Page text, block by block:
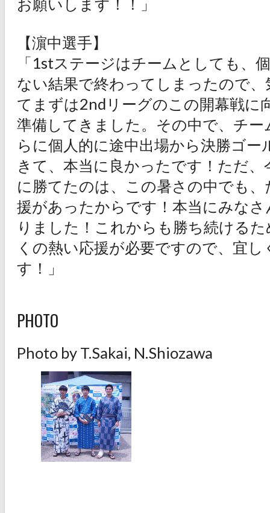
【濵中選手】
「1stステージはチームとしても、
ない結果で終わってしまったので
てまずは2ndリーグのこの開幕戦に
準備してきました。その中で、チ
らに個人的に途中出場から決勝ゴー
きて、本当に良かったです！ただ
に勝てたのは、この暑さの中でも
援があったからです！本当にみな
りました！これからも勝ち続ける
くの熱い応援が必要ですので、宜
す！」
PHOTO
Photo by T.Sakai, N.Shiozawa